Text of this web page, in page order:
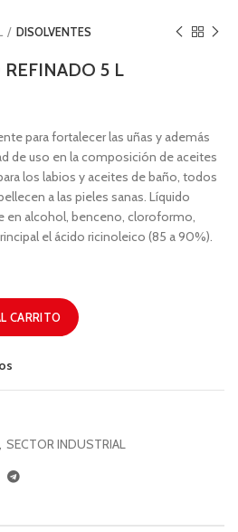
DISOLVENTES
REFINADO 5 L
para fortalecer las uñas y además
de uso en la composición de aceites
los labios y aceites de baño, todos
a las pieles sanas. Líquido
en alcohol, benceno, cloroformo,
el ácido ricinoleico (85 a 90%).
CARRITO
, SECTOR INDUSTRIAL